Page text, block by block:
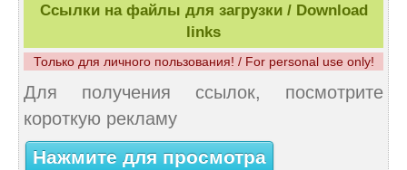
Ссылки на файлы для загрузки / Download
links
Только для личного пользования! / For personal use only!
Для получения ссылок, посмотрите
короткую рекламу
Нажмите для просмотра